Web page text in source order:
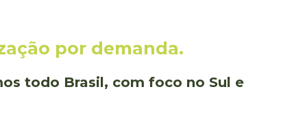
por demanda.
todo Brasil, com foco no Sul e